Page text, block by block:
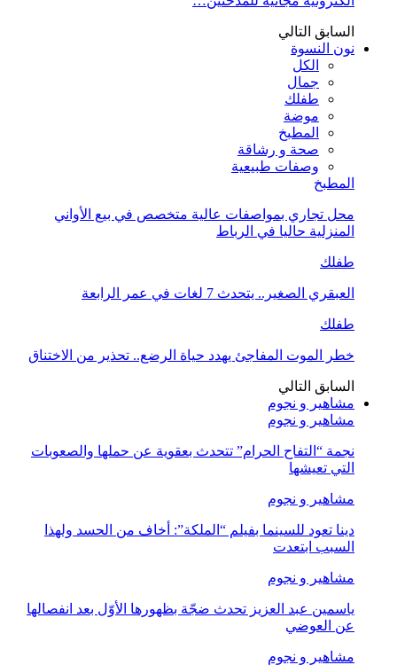
السابق التالي
نون النسوة
الكل
جمال
طفلك
موضة
المطبخ
صحة و رشاقة
وصفات طبيعية
المطبخ
محل تجاري بمواصفات عالية متخصص في بيع الأواني
المنزلية حاليا في الرباط
طفلك
العبقري الصغير.. يتحدث 7 لغات في عمر الرابعة
طفلك
خطر الموت المفاجئ يهدد حياة الرضع.. تحذير من الاختناق
السابق التالي
مشاهير و نجوم
مشاهير و نجوم
نجمة “التفاح الحرام” تتحدث بعقوية عن حملها والصعوبات
التي تعيشها
مشاهير و نجوم
دينا تعود للسينما بفيلم “الملكة”: أخاف من الحسد ولهذا
السبب ابتعدت
مشاهير و نجوم
ياسمين عبد العزيز تحدث ضجّة بظهورها الأوّل بعد انفصالها
عن العوضي
مشاهير و نجوم